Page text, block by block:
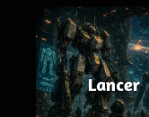
Lancer